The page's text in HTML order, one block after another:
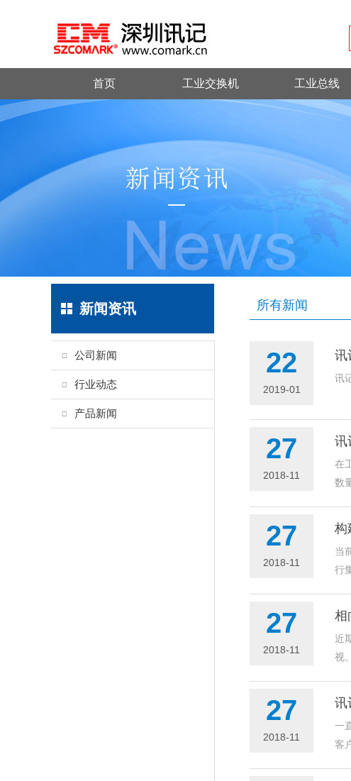
首页 工业交换机 工业总线
新闻资讯
公司新闻
行业动态
产品新闻
所有新闻
22
2019-01
讯
讯
27
2018-11
讯
在
数
27
2018-11
构
当
行
27
2018-11
相
近
视
27
2018-11
讯
一
客